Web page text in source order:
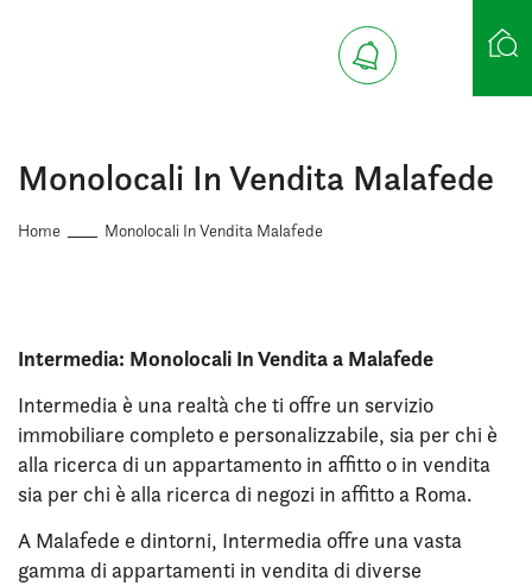
Ricerca case
Monolocali In Vendita Malafede
Home Monolocali In Vendita Malafede
Intermedia: Monolocali In Vendita a Malafede
Intermedia è una realtà che ti offre un servizio
immobiliare completo e personalizzabile, sia per chi è
alla ricerca di un appartamento in affitto o in vendita
sia per chi è alla ricerca di negozi in affitto a Roma.
A Malafede e dintorni, Intermedia offre una vasta
gamma di appartamenti in vendita di diverse